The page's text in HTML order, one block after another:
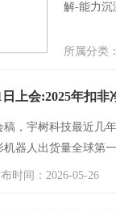
解-能力沉
所属分类：
上会:2025年扣
，宇树科技最近几
器人出货量全球第
时间：2026-05-26